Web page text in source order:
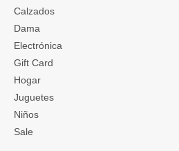
Calzados
Dama
Electrónica
Gift Card
Hogar
Juguetes
Niños
Sale